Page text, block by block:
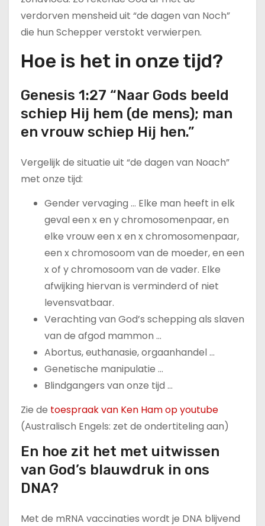
verdorven mensheid uit “de dagen van Noch”
die hun Schepper verstokt verwierpen.
Hoe is het in onze tijd?
Genesis 1:27 “Naar Gods beeld
schiep Hij hem (de mens); man
en vrouw schiep Hij hen.”
Vergelijk de situatie uit “de dagen van Noach”
met onze tijd:
Gender vervaging … Elke man heeft in elk
geval een x en y chromosomenpaar, en
elke vrouw een x en x chromosomenpaar,
een x chromosoom van de moeder, en een
x of y chromosoom van de vader. Elke
afwijking hiervan is verminderd of niet
levensvatbaar.
Verachting van God’s schepping als slaven
van de afgod mammon …
Abortus, euthanasie, orgaanhandel …
Genetische manipulatie …
Blindgangers van onze tijd …
Zie de toespraak van Ken Ham op youtube
(Australisch Engels: zet de ondertiteling aan)
En hoe zit het met uitwissen
van God’s blauwdruk in ons
DNA?
Met de mRNA vaccinaties wordt je DNA blijvend